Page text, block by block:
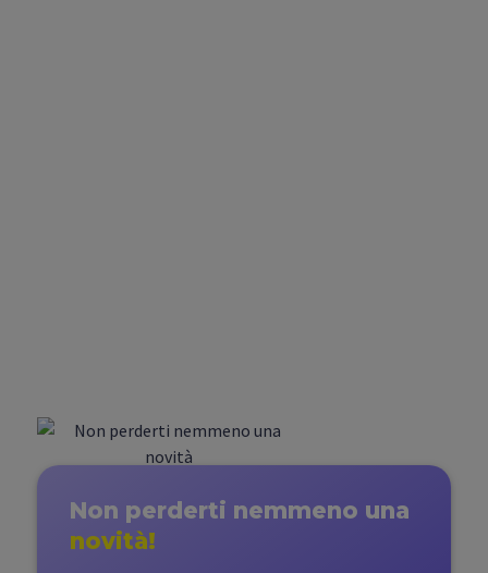
Non perderti nemmeno una
novità!